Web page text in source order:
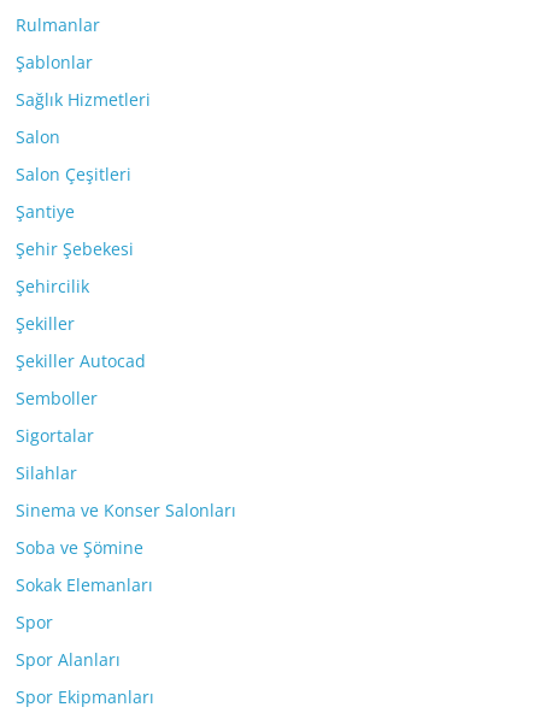
Rulmanlar
Şablonlar
Sağlık Hizmetleri
Salon
Salon Çeşitleri
Şantiye
Şehir Şebekesi
Şehircilik
Şekiller
Şekiller Autocad
Semboller
Sigortalar
Silahlar
Sinema ve Konser Salonları
Soba ve Şömine
Sokak Elemanları
Spor
Spor Alanları
Spor Ekipmanları